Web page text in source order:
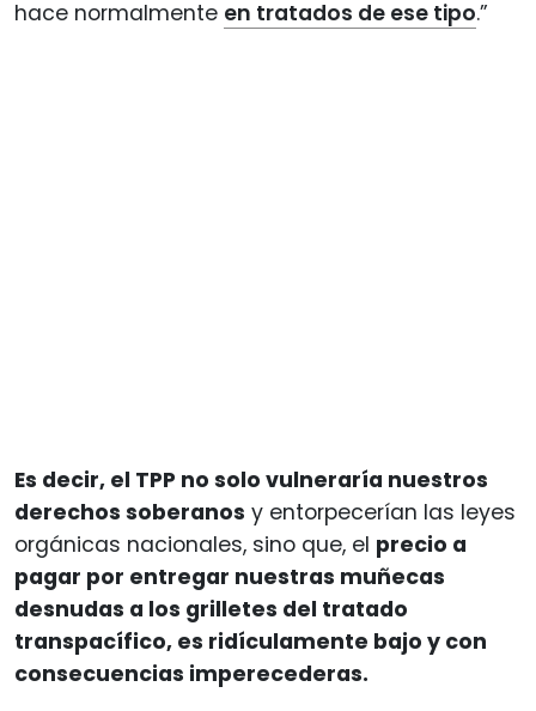
hace normalmente en tratados de ese tipo.”
Es decir, el TPP no solo vulneraría nuestros
derechos soberanos y entorpecerían las leyes
orgánicas nacionales, sino que, el precio a
pagar por entregar nuestras muñecas
desnudas a los grilletes del tratado
transpacífico, es ridículamente bajo y con
consecuencias imperecederas.